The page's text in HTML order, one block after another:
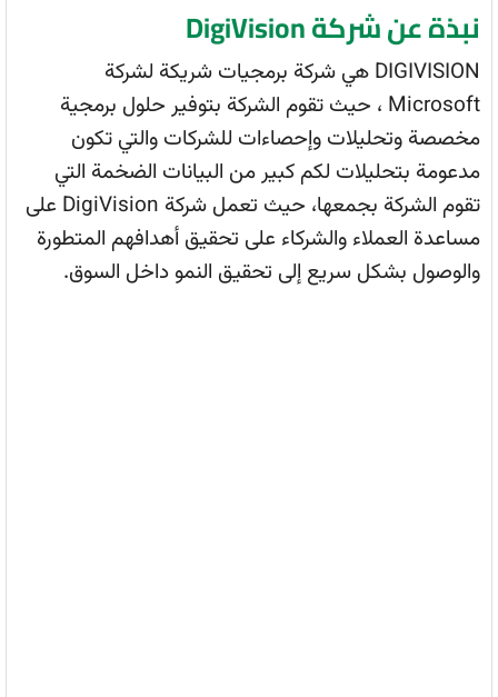
نبذة عن شركة DigiVision
DIGIVISION هي شركة برمجيات شريكة لشركة
Microsoft ، حيث تقوم الشركة بتوفير حلول برمجية
مخصصة وتحليلات وإحصاءات للشركات والتي تكون
مدعومة بتحليلات لكم كبير من البيانات الضخمة التي
تقوم الشركة بجمعها، حيث تعمل شركة DigiVision على
مساعدة العملاء والشركاء على تحقيق أهدافهم المتطورة
والوصول بشكل سريع إلى تحقيق النمو داخل السوق.